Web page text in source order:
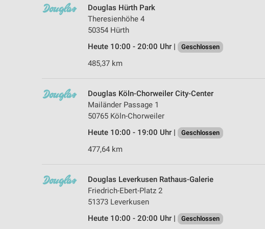
Douglas Hürth Park
Theresienhöhe 4
50354 Hürth
Heute 10:00 - 20:00 Uhr |
Geschlossen
485,37 km
Douglas Köln-Chorweiler City-Center
Mailänder Passage 1
50765 Köln-Chorweiler
Heute 10:00 - 19:00 Uhr |
Geschlossen
477,64 km
Douglas Leverkusen Rathaus-Galerie
Friedrich-Ebert-Platz 2
51373 Leverkusen
Heute 10:00 - 20:00 Uhr |
Geschlossen